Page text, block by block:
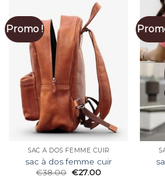
Promo !
SAC À DOS FEMME CUIR
sac à dos femme cuir
€38.00 €27.00